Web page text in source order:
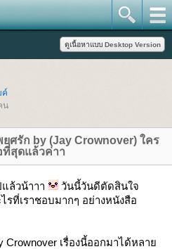
ค์
น
ศรัก by (Jay Crownover) ใคร
สุดแล้วค่าา
ล้วน้าาา
วันนี้วันดีตัดสินใจ
รที่เราชอบมากๆ อย่างหนังสือ
Crownover เรื่องนี้ออกมาได้หลา